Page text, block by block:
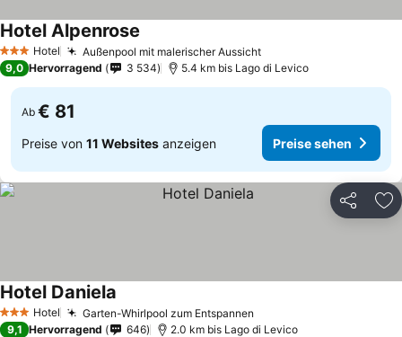
3 SterneHotel Außenpool mit malerischer AussichtPreise sehen
Hotel Alpenrose
9,0 Hervorragend 3 534 5.4 km bis Lago di Levico
Ab € 81
Preise von 11 Websites anzeigen Preise sehen
Teilen
3 SterneHotel Garten-Whirlpool zum Entspannen
Hotel Daniela
9,1 Hervorragend 646 2.0 km bis Lago di Levico